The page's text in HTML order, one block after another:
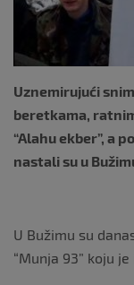
Uznemirujući
beretkama,
“Alahu ekber”, a
nastali su u
U Bužimu su
“Munja 93” koju